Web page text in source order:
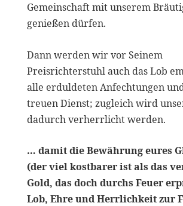
Gemeinschaft mit unserem
genießen dürfen.
Dann werden wir vor Seinem
Preisrichterstuhl auch das Lob
alle erduldeten Anfechtungen
treuen Dienst; zugleich wird
dadurch verherrlicht werden.
… damit die Bewährung eures
(der viel kostbarer ist als das
Gold, das doch durchs Feuer
Lob, Ehre und Herrlichkeit zur